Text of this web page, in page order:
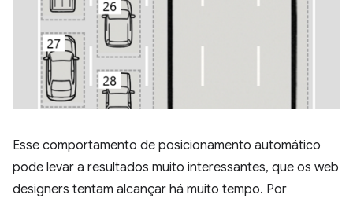
Esse comportamento de posicionamento automático
pode levar a resultados muito interessantes, que os web
designers tentam alcançar há muito tempo. Por